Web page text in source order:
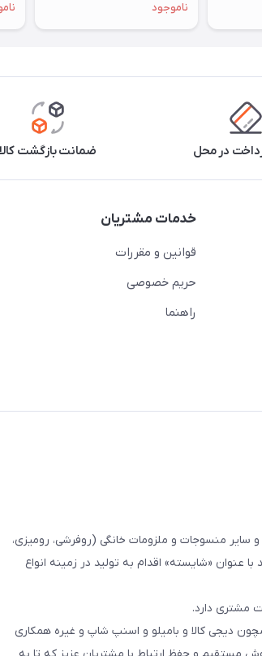
ناموجود
در محل ضمانت بازگشت کالا
خدمات مشتریان
قوانین و مقررات
حریم خصوصی
راهنما
انواع پتو و حوله و سایر منسوجات و ملزومات خانگی (روفرشی، رومیزی،
عنوان «شایسته» اقدام به تولید در زمینه انواع
مشتری دارد.
دیجی کالا و بامیلو و اسنپ شاپ و غیره همکاری